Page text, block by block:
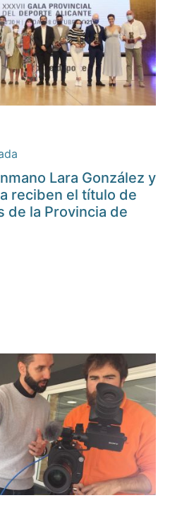
Lara González y
reciben el título de
de la Provincia de